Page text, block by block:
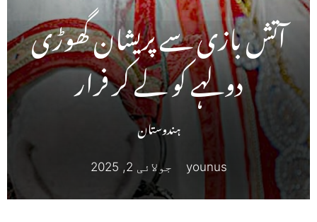
آتش بازی سے پریشان گھوڑی
دولہے کو لے کر فرار
ہندوستان
younus جولائی 2, 2025